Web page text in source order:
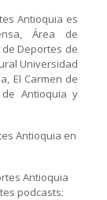
Antioquia es
Área de
Deportes de
Universidad
El Carmen de
Antioquia y
Antioquia en
Antioquia
podcasts: